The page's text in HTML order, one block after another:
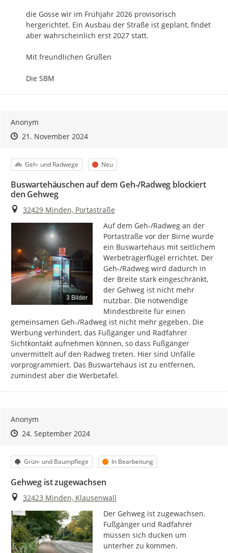
die Gosse wir im Frühjahr 2026 provisorisch
hergerichtet. Ein Ausbau der Straße ist geplant, findet
aber wahrscheinlich erst 2027 statt.
Mit freundlichen Grüßen
Die SBM
Anonym
Zeitpunkt des Erstellens
Zeitpunkt des Erstellens
21. November 2024Zur Äußerung
Kategorie
Geh- und Radwege Status
Neu
Buswartehäuschen auf dem Geh-/Radweg blockiert
den Gehweg
Ort
32429 Minden, Portastraße
3 Bilder
Auf dem Geh-/Radweg an der
Portastraße vor der Birne wurde
ein Buswartehaus mit seitlichem
Werbeträgerflügel errichtet. Der
Geh-/Radweg wird dadurch in
der Breite stark eingeschränkt,
der Gehweg ist nicht mehr
nutzbar. Die notwendige
Mindestbreite für einen
gemeinsamen Geh-/Radweg ist nicht mehr gegeben. Die
Werbung verhindert, das Fußgänger und Radfahrer
Sichtkontakt aufnehmen können, so dass Fußgänger
unvermittelt auf den Radweg treten. Hier sind Unfälle
vorprogrammiert. Das Buswartehaus ist zu entfernen,
zumindest aber die Werbetafel.
Anonym
Zeitpunkt des Erstellens
Zeitpunkt des Erstellens
24. September 2024Zur Äußerung
Kategorie
Grün- und Baumpflege Status
In Bearbeitung
Gehweg ist zugewachsen
Ort
32423 Minden, Klausenwall
Der Gehweg ist zugewachsen.
Fußgänger und Radfahrer
müssen sich ducken um
unterher zu kommen.